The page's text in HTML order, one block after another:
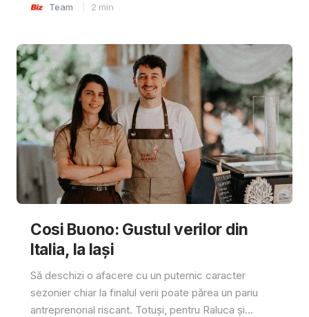
Team 2 min
Cosi Buono: Gustul verilor din
Italia, la Iași
Să deschizi o afacere cu un puternic caracter
sezonier chiar la finalul verii poate părea un pariu
antreprenorial riscant. Totuși, pentru Raluca și...